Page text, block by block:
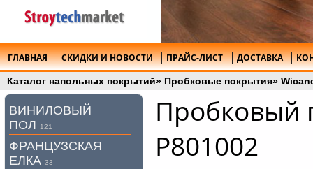
ГЛАВНАЯ СКИДКИ И НОВОСТИ ПРАЙС-ЛИСТ ДОСТАВКА
Каталог напольных покрытий» Пробковые покрытия»
Пробковый
P801002
ВИНИЛОВЫЙ
ПОЛ
121
ФРАНЦУЗСКАЯ
ЕЛКА 33